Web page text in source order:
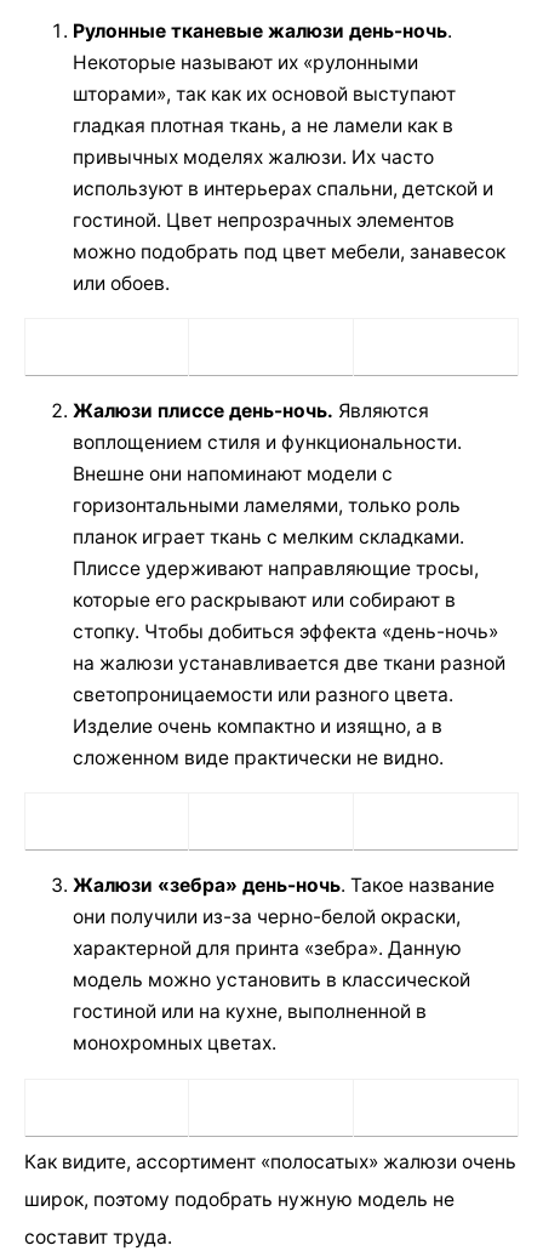
Рулонные тканевые жалюзи день-ночь.
Некоторые называют их «рулонными
шторами», так как их основой выступают
гладкая плотная ткань, а не ламели как в
привычных моделях жалюзи. Их часто
используют в интерьерах спальни, детской и
гостиной. Цвет непрозрачных элементов
можно подобрать под цвет мебели, занавесок
или обоев.
Жалюзи плиссе день-ночь. Являются
воплощением стиля и функциональности.
Внешне они напоминают модели с
горизонтальными ламелями, только роль
планок играет ткань с мелким складками.
Плиссе удерживают направляющие тросы,
которые его раскрывают или собирают в
стопку. Чтобы добиться эффекта «день-ночь»
на жалюзи устанавливается две ткани разной
светопроницаемости или разного цвета.
Изделие очень компактно и изящно, а в
сложенном виде практически не видно.
Жалюзи «зебра» день-ночь. Такое название
они получили из-за черно-белой окраски,
характерной для принта «зебра». Данную
модель можно установить в классической
гостиной или на кухне, выполненной в
монохромных цветах.
Как видите, ассортимент «полосатых» жалюзи очень
широк, поэтому подобрать нужную модель не
составит труда.